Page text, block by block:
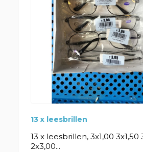
13 x leesbrillen
13 x leesbrillen, 3x1,00 3x1,50
2x3,00...